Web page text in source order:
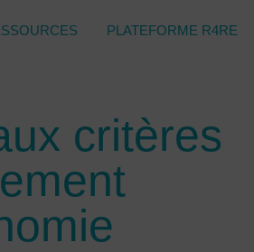
PLATEFORME R4RE
critères